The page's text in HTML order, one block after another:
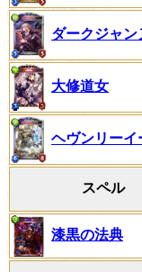
ダークジャン
大修道女
ヘヴンリーイ
スペル
漆黒の法典